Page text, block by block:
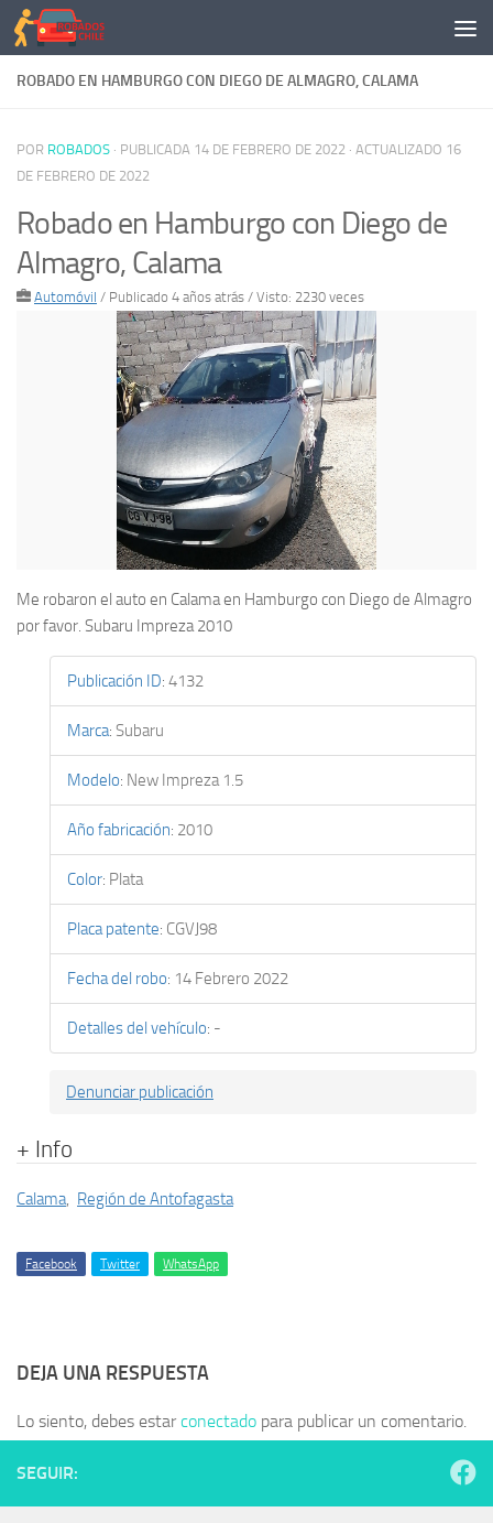
Saltar al contenido
ROBADO EN HAMBURGO CON DIEGO DE ALMAGRO, CALAMA
POR ROBADOS · PUBLICADA 14 DE FEBRERO DE 2022 · ACTUALIZADO 16
DE FEBRERO DE 2022
Robado en Hamburgo con Diego de
Almagro, Calama
Automóvil / Publicado 4 años atrás / Visto: 2230 veces
Me robaron el auto en Calama en Hamburgo con Diego de Almagro
por favor. Subaru Impreza 2010
Publicación ID: 4132
Marca: Subaru
Modelo: New Impreza 1.5
Año fabricación: 2010
Color: Plata
Placa patente: CGVJ98
Fecha del robo: 14 Febrero 2022
Detalles del vehículo: -
Denunciar publicación
+ Info
Calama, Región de Antofagasta
Facebook Twitter WhatsApp
DEJA UNA RESPUESTA
Lo siento, debes estarconectado para publicar un comentario.
SEGUIR: